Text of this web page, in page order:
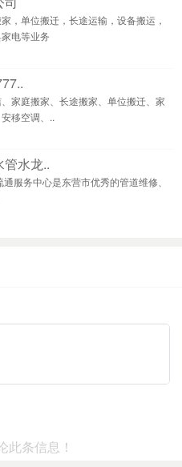
，单位搬迁，长途运输，设备搬运，
电等业务
家庭搬家、长途搬家、单位搬迁、家
移空调、..
管水龙..
服务中心是东营市优秀的管道维修、
此条信息！